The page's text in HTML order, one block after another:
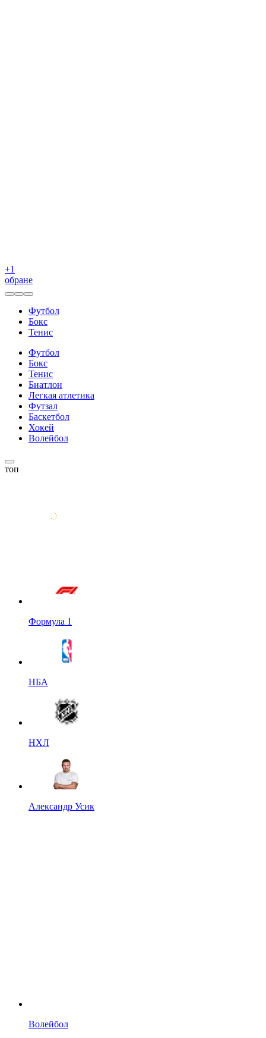
+1
обране
Футбол
Бокс
Тенис
Футбол
Бокс
Тенис
Биатлон
Легкая атлетика
Футзал
Баскетбол
Хокей
Волейбол
топ
Формула 1
НБА
НХЛ
Александр Усик
Волейбол